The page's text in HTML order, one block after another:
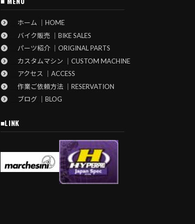
ホーム ｜HOME
バイク販売 ｜BIKE SALES
パーツ紹介 ｜ORIGINAL PARTS
カスタムマシン ｜CUSTOM MACHINE
アクセス ｜ACCESS
作業ご依頼方法 ｜RESERVATION
ブログ ｜BLOG
■LINK